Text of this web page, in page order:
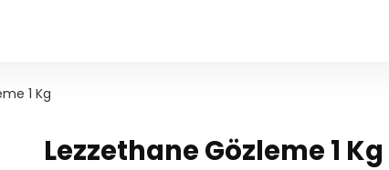
1 Kg
Lezzethane Gözleme 1 Kg